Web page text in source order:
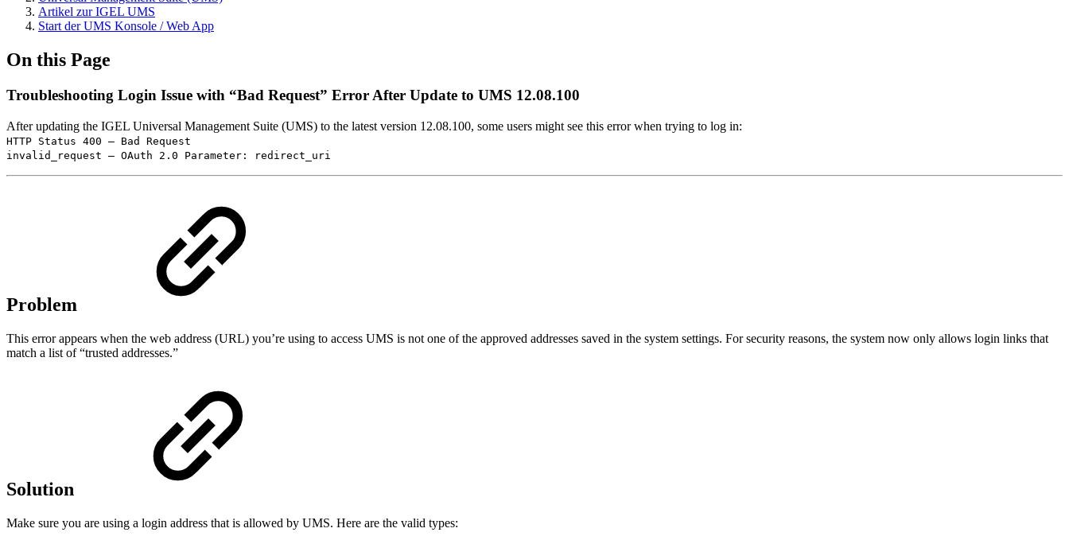
Artikel zur IGEL UMS
Start der UMS Konsole / Web App
On this Page
Troubleshooting Login Issue with “Bad Request” Error After Update to UMS 12.08.100
After updating the IGEL Universal Management Suite (UMS) to the latest version 12.08.100, some users might see this error when trying to log in:
HTTP Status 400 – Bad Request
invalid_request – OAuth 2.0 Parameter: redirect_uri
Problem
This error appears when the web address (URL) you’re using to access UMS is not one of the approved addresses saved in the system settings. For security reasons, the system now only allows login links that
match a list of “trusted addresses.”
Solution
Make sure you are using a login address that is allowed by UMS. Here are the valid types: